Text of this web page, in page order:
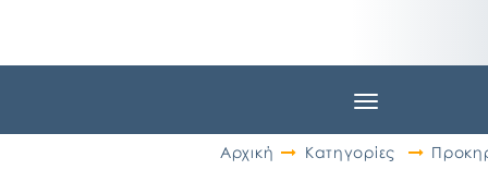
Toggle
Αρχική
Κατηγορίες